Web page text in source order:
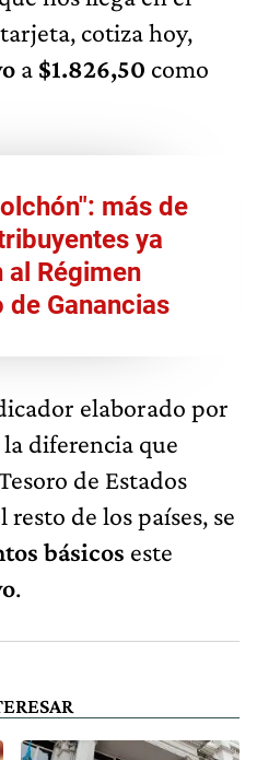
cotiza hoy,
a $1.826,50 como
más de
ya
Régimen
Ganancias
elaborado por
diferencia que
de Estados
de los países, se
básicos este
.